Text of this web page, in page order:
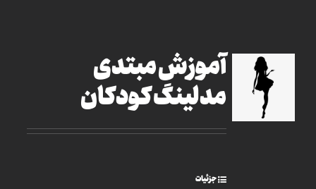
آموزش مبتدی
مدلینگ کودکان
جزئیات